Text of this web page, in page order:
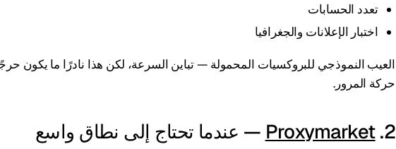
تعدد الحسابات
اختبار الإعلانات والجغرافيا
العيب النموذجي للبروكسيات المحمولة — تباين السرعة، لكن هذا نادرًا ما يكون
حركة المرور.
2.
Proxymarket — عندما تحتاج إلى نطاق واسع